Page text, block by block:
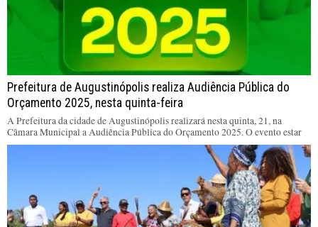
Prefeitura de Augustinópolis realiza Audiência Pública do
Orçamento 2025, nesta quinta-feira
A Prefeitura da cidade de Augustinópolis realizará nesta quinta, 21, na
Câmara Municipal a Audiência Pública do Orçamento 2025. O evento estar